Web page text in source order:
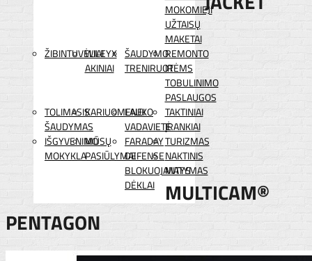
MOKOMIEJI
UŽTAISŲ
MAKETAI
ŽIBINTUVĖLIAI
WILEYX
AKINIAI
ŠAUDYMO
TRENIRUOTĖMS
REMONTO
IR
TOBULINIMO
PASLAUGOS
TOLIMASIS
ŠAUDYMAS
KARIUOMENEI
LAUKO
VADAVIETĖ
TAKTINIAI
ĮRANKIAI
IŠGYVENIMO
MOKYKLA
MŪSŲ
PASIŪLYMAI
FARADAY
DEFENSE
BLOKUOJANTYS
DĖKLAI
TURIZMAS
NAKTINIS
MATYMAS
MULTICAM®
PENTAGON